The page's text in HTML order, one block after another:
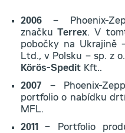
2006 – Phoenix-
značku Terrex. V
pobočky na Ukrajině
Ltd., v Polsku – sp. z
Körös-Spedit Kft..
2007 – Phoenix-
portfolio o nabídku
MFL.
2011 – Portfolio